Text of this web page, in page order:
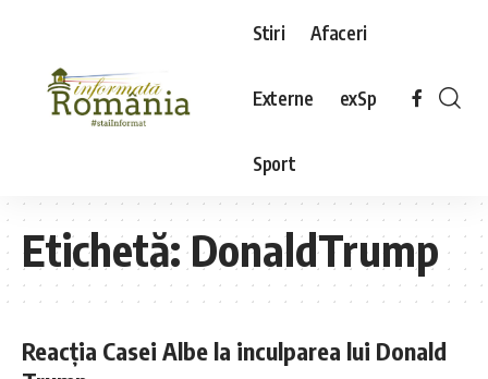
Stiri Afaceri
Externe exSp
Sport
Etichetă:DonaldTrump
Reacția Casei Albe la inculparea lui Donald